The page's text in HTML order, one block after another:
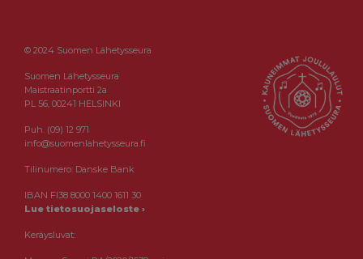
© 2024 Suomen Lähetysseura
Suomen Lähetysseura
Maistraatinportti 2a
PL 56, 00241 HELSINKI
Puh. (09) 12 971
info@suomenlahetysseura.fi
Tilinumero: Danske Bank
IBAN FI38 8000 1400 1611 30
Lue tietosuojaseloste ›
Keräysluvat: